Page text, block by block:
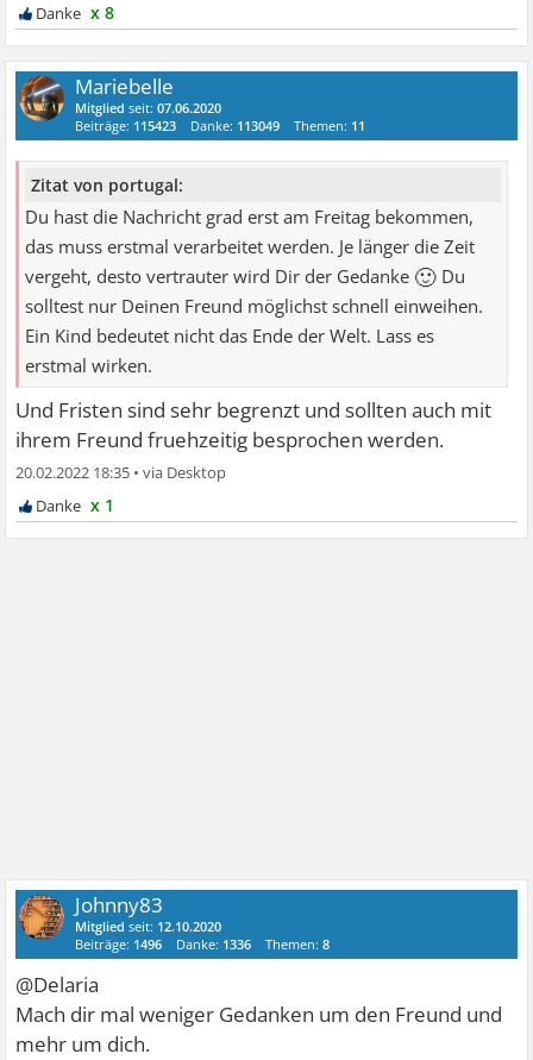
x 8
Mariebelle
Mitglied seit:07.06.2020
Beiträge: 115423 Danke: 113049 Themen: 11
Zitat von portugal:
Du hast die Nachricht grad erst am Freitag bekommen,
das muss erstmal verarbeitet werden. Je länger die Zeit
vergeht, desto vertrauter wird Dir der Gedanke 🙂 Du
solltest nur Deinen Freund möglichst schnell einweihen.
Ein Kind bedeutet nicht das Ende der Welt. Lass es
erstmal wirken.
Und Fristen sind sehr begrenzt und sollten auch mit
ihrem Freund fruehzeitig besprochen werden.
20.02.2022 18:35 •
x 1
Johnny83
Mitglied seit: 12.10.2020
Beiträge: 1496 Danke: 1336 Themen:8
@Delaria
Mach dir mal weniger Gedanken um den Freund und
mehr um dich.